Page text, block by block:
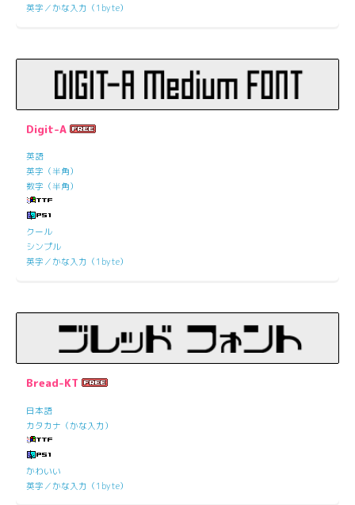
英字／かな入力（1byte）
Digit-A
英語
英字（半角）
数字（半角）
クール
シンプル
英字／かな入力（1byte）
Bread-KT
日本語
カタカナ（かな入力）
かわいい
英字／かな入力（1byte）